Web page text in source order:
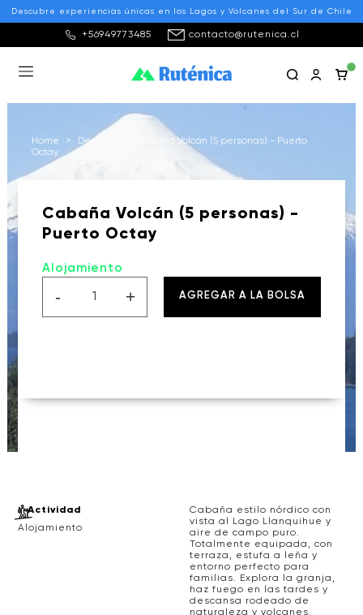
+56949773485 contacto@rutenica.cl
Descubre experiencias únicas en los Lagos y Volcanes del Sur de Chile
Home > Destinos
Cabaña Volcán (5 personas) - Puerto
Octay
Actividad
Alojamiento
Cabaña estilo nórdico con
vista al Lago Llanquihue y
aire de campo puro.
Totalmente equipada, con
terraza, estufa a leña y
entorno perfecto para
familias. Explora la granja,
haz fuego en las tardes y
descansa rodeado de
naturaleza y volcanes.
Cabaña Volcán (5 personas) -
Puerto Octay
Alojamiento
+
- AGREGAR A LA BOLSA